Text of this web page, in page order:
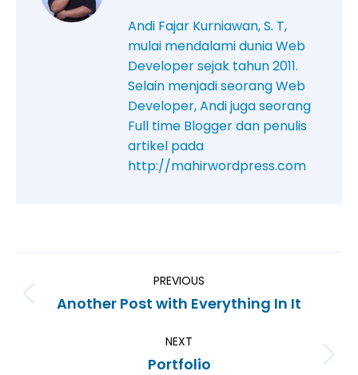
Andi Fajar Kurniawan, S. T,
mulai mendalami dunia Web
Developer sejak tahun 2011.
Selain menjadi seorang Web
Developer, Andi juga seorang
Full time Blogger dan penulis
artikel pada
http://mahirwordpress.com
PREVIOUS
Another Post with Everything In It
NEXT
Portfolio